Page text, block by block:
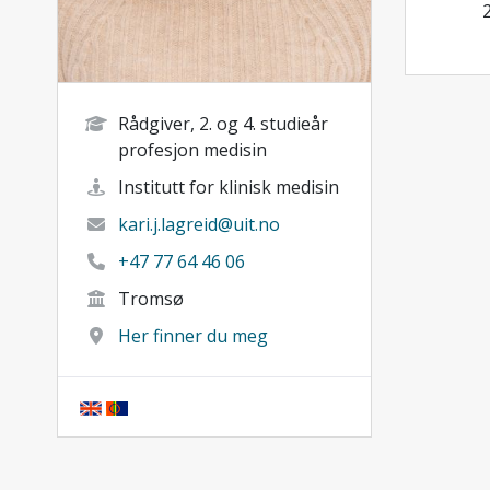
Rådgiver, 2. og 4. studieår
profesjon medisin
Institutt for klinisk medisin
kari.j.lagreid@uit.no
+47 77 64 46 06
Tromsø
Her finner du meg